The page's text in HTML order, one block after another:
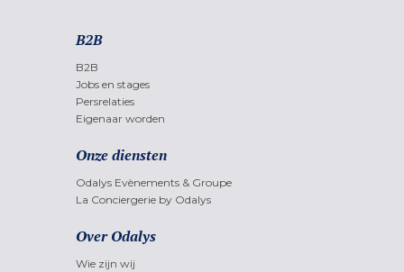
B2B
B2B
Jobs en stages
Persrelaties
Eigenaar worden
Onze diensten
Odalys Evènements & Groupe
La Conciergerie by Odalys
Over Odalys
Wie zijn wij